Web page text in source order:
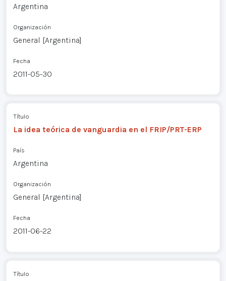
Argentina
Organización
General [Argentina]
Fecha
2011-05-30
Título
La idea teórica de vanguardia en el FRIP/PRT-ERP
País
Argentina
Organización
General [Argentina]
Fecha
2011-06-22
Título